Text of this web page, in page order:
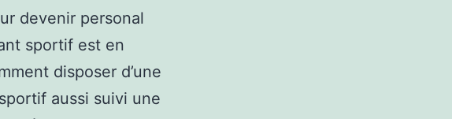
devenir personal
sportif est en
disposer d’une
aussi suivi une